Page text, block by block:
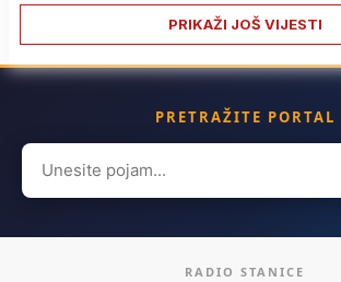
PRIKAŽI JOŠ VIJESTI
PRETRAŽITE PORTAL
Search
for:
RADIO STANICE